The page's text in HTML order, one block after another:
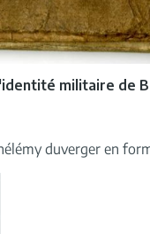
militaire de
duverger en